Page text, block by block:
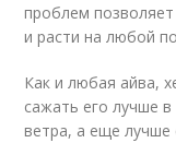
проблем
и расти на любой
Как и любая айва,
сажать его лучше
ветра, а еще